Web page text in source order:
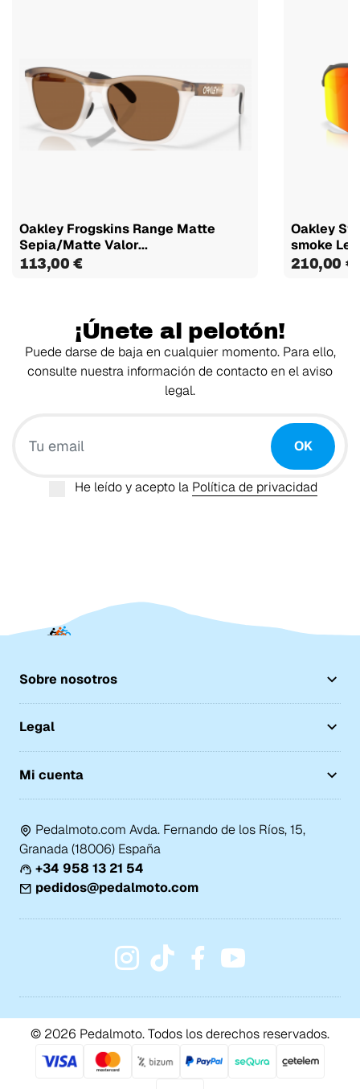
Oakley Frogskins Range Matte
Sepia/Matte Valor...
113,00 €
Oakley
smoke
210,00 €
¡Únete al pelotón!
Puede darse de baja en cualquier momento. Para ello,
consulte nuestra información de contacto en el aviso
legal.
OK
He leído y acepto la Política de privacidad
Sobre nosotros
Legal
Mi cuenta
Pedalmoto.com Avda. Fernando de los Ríos, 15,
Granada (18006) España
+34 958 13 21 54
pedidos@pedalmoto.com
© 2026 Pedalmoto. Todos los derechos reservados.